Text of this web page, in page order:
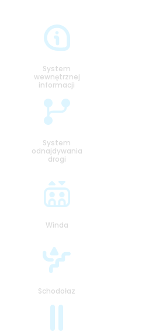
System
wewnętrznej
informacji
System
odnajdywania
drogi
Winda
Schodołaz